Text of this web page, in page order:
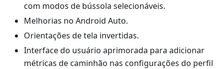
com modos de bússola selecionáveis.
Melhorias no Android Auto.
Orientações de tela invertidas.
Interface do usuário aprimorada para adicionar
métricas de caminhão nas configurações do perfil